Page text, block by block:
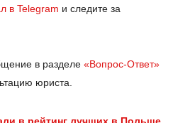
в Telegram и следите за
в разделе «Вопрос-Ответ»
юриста.